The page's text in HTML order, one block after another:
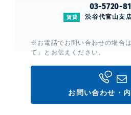
03-5720-
賃貸 渋谷代官山支
※お電話でお問い合わせの場合
て」とお伝えください。
お問い合わせ・